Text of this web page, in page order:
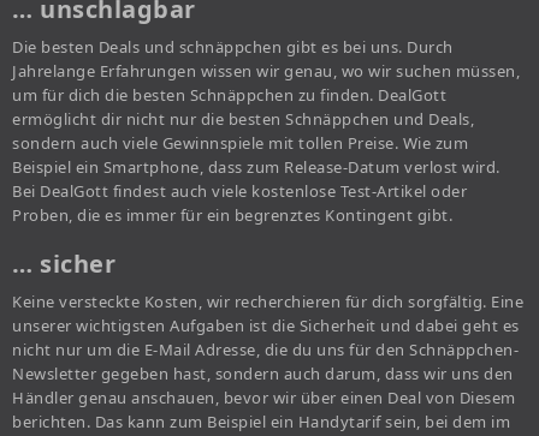
… unschlagbar
Die besten Deals und schnäppchen gibt es bei uns. Durch
Jahrelange Erfahrungen wissen wir genau, wo wir suchen müssen,
um für dich die besten Schnäppchen zu finden. DealGott
ermöglicht dir nicht nur die besten Schnäppchen und Deals,
sondern auch viele Gewinnspiele mit tollen Preise. Wie zum
Beispiel ein Smartphone, dass zum Release-Datum verlost wird.
Bei DealGott findest auch viele kostenlose Test-Artikel oder
Proben, die es immer für ein begrenztes Kontingent gibt.
… sicher
Keine versteckte Kosten, wir recherchieren für dich sorgfältig. Eine
unserer wichtigsten Aufgaben ist die Sicherheit und dabei geht es
nicht nur um die E-Mail Adresse, die du uns für den Schnäppchen-
Newsletter gegeben hast, sondern auch darum, dass wir uns den
Händler genau anschauen, bevor wir über einen Deal von Diesem
berichten. Das kann zum Beispiel ein Handytarif sein, bei dem im